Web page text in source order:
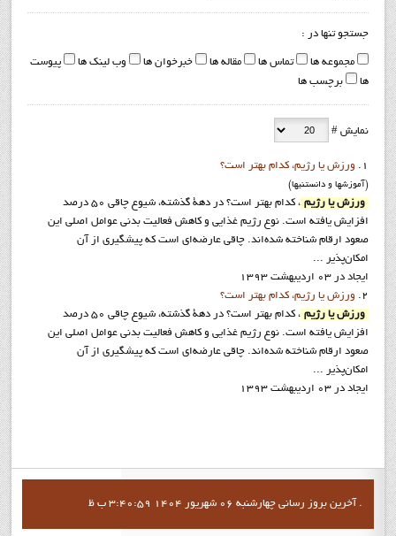
جستجو تنها در :
مجموعه ها تماس ها مقاله ها خبرخوان ها وب لینک ها
پیوست
ها
برچسب ها
نمایش #
1.
ورزش يا رژيم، كدام بهتر است؟
(آموزشها و دانستنيها)
ورزش يا رژيم
، كدام بهتر است؟ در دهة گذشته، شيوع چاقي 50 درصد
افزايش يافته است. نوع رژيم غذايي و كاهش فعاليت بدني عوامل اصلي اين
صعود ارقام شناخته شده‌اند. چاقي عارضه‌اي است كه پيشگيري از آن
امكان‌پذير ...
ایجاد در 03 ارديبهشت 1393
2.
ورزش يا رژيم، كدام بهتر است؟
ورزش يا رژيم
، كدام بهتر است؟ در دهة گذشته، شيوع چاقي 50 درصد
افزايش يافته است. نوع رژيم غذايي و كاهش فعاليت بدني عوامل اصلي اين
صعود ارقام شناخته شده‌اند. چاقي عارضه‌اي است كه پيشگيري از آن
امكان‌پذير ...
ایجاد در 03 ارديبهشت 1393
آخرين بروز رساني چهارشنبه 06 شهریور 1404 3:40:59 ب ظ .